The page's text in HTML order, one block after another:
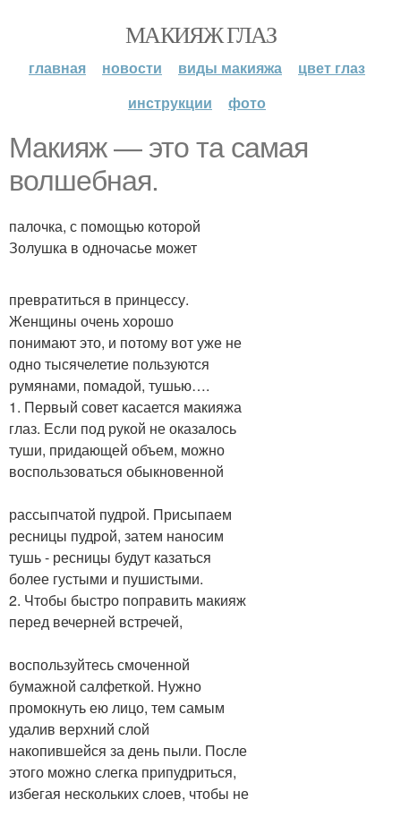
МАКИЯЖ ГЛАЗ
главная новости виды макияжа
цвет глаз
инструкции
фото
Макияж — это та самая
волшебная.
палочка, с помощью которой
Золушка в одночасье может
превратиться в принцессу.
Женщины очень хорошо
понимают это, и потому вот уже не
одно тысячелетие пользуются
румянами, помадой, тушью….
1. Первый совет касается макияжа
глаз. Если под рукой не оказалось
туши, придающей объем, можно
воспользоваться обыкновенной
рассыпчатой пудрой. Присыпаем
ресницы пудрой, затем наносим
тушь - ресницы будут казаться
более густыми и пушистыми.
2. Чтобы быстро поправить макияж
перед вечерней встречей,
воспользуйтесь смоченной
бумажной салфеткой. Нужно
промокнуть ею лицо, тем самым
удалив верхний слой
накопившейся за день пыли. После
этого можно слегка припудриться,
избегая нескольких слоев, чтобы не